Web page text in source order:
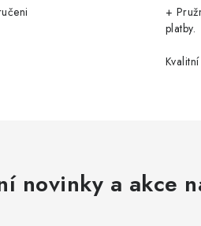
+
platby.
novinky a akce